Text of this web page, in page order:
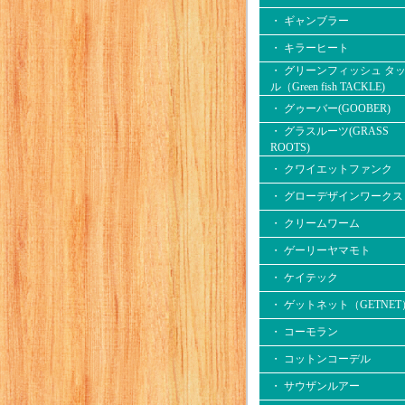
・ ギャンブラー
・ キラーヒート
・ グリーンフィッシュ タ
ル（Green fish TACKLE)
・ グゥーバー(GOOBER)
・ グラスルーツ(GRASS
ROOTS)
・ クワイエットファンク
・ グローデザインワークス
・ クリームワーム
・ ゲーリーヤマモト
・ ケイテック
・ ゲットネット（GETNET
・ コーモラン
・ コットンコーデル
・ サウザンルアー